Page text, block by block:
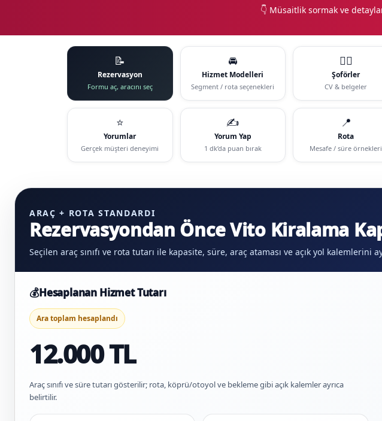
👇 Müsaitlik sormak ve
📝
Rezervasyon
Formu aç, aracını seç
🚘
Hizmet Modelleri
Segment / rota seçenekleri
🧑‍✈️
Şoförler
CV & belgeler
⭐
Yorumlar
Gerçek müşteri deneyimi
✍️
Yorum Yap
1 dk’da puan bırak
📍
Rota
Mesafe / süre örnekleri
ARAÇ + ROTA STANDARDI
Rezervasyondan Önce Vito Kiralama
Seçilen araç sınıfı ve rota tutarı ile kapasite, süre, araç ataması ve açık yol kalemlerini
💰Hesaplanan Hizmet Tutarı
Ara toplam hesaplandı
12.000 TL
Araç sınıfı ve süre tutarı gösterilir; rota, köprü/otoyol ve bekleme gibi açık kalemler ayrıca
belirtilir.